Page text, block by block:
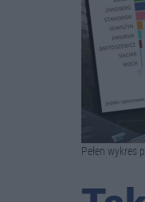
Pełen wykres